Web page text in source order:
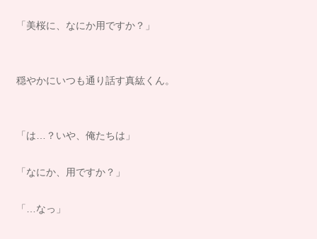
「美桜に、なにか用ですか？」
穏やかにいつも通り話す真紘くん。
「は…？いや、俺たちは」
「なにか、用ですか？」
「…なっ」